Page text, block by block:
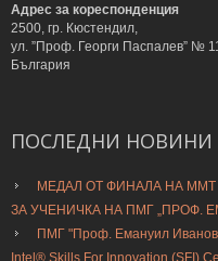
Адрес за кореспонденция
2500, гр. Кюстендил,
ул. ”Проф. Георги Паспалев” №
България
ПОСЛЕДНИ НОВИНИ
МЕДАЛ ОТ ФИНАЛА НА ММТ
ЗА УЧЕНИЧКА НА ПМГ „ПРОФ.
ПМГ "Проф. Емануил
Intel® Skills For Innovation (SFI)